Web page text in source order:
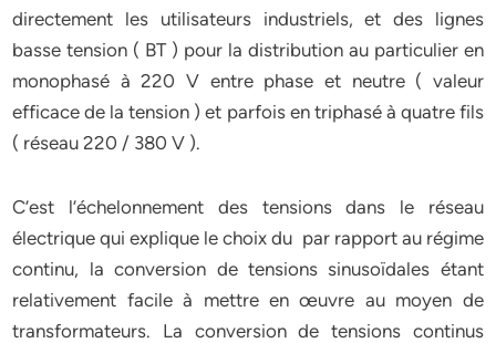
directement les utilisateurs industriels, et des lignes
basse tension ( BT ) pour la distribution au particulier en
monophasé à 220 V entre phase et neutre ( valeur
efficace de la tension ) et parfois en triphasé à quatre fils
( réseau 220 / 380 V ).
C’est l’échelonnement des tensions dans le réseau
électrique qui explique le choix du par rapport au régime
continu, la conversion de tensions sinusoïdales étant
relativement facile à mettre en œuvre au moyen de
transformateurs. La conversion de tensions continus